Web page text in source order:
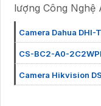
lượng Công Nghệ
Camera Dahua DHI-
CS-BC2-A0-
Camera Hikvision